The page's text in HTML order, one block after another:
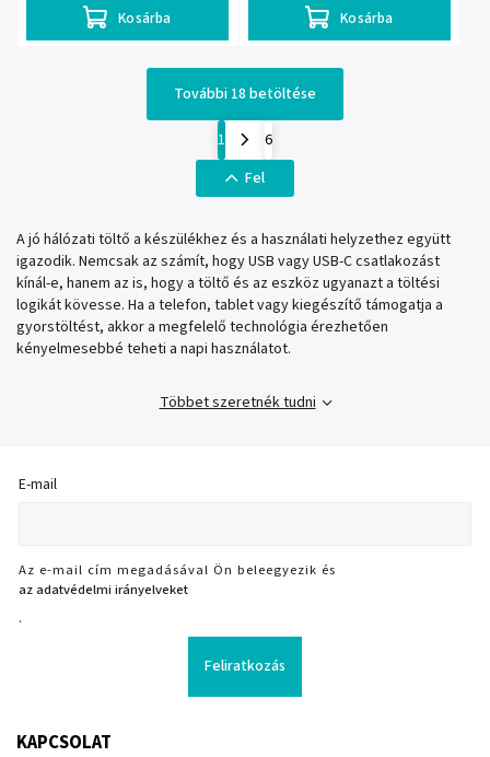
Kosárba Kosárba
További 18 betöltése
1
6
Fel
A jó hálózati töltő a készülékhez és a használati helyzethez együtt
igazodik. Nemcsak az számít, hogy USB vagy USB-C csatlakozást
kínál-e, hanem az is, hogy a töltő és az eszköz ugyanazt a töltési
logikát kövesse. Ha a telefon, tablet vagy kiegészítő támogatja a
gyorstöltést, akkor a megfelelő technológia érezhetően
kényelmesebbé teheti a napi használatot.
Többet szeretnék tudni
E-mail
Az e-mail cím megadásával Ön beleegyezik és
az adatvédelmi irányelveket
.
Feliratkozás
KAPCSOLAT